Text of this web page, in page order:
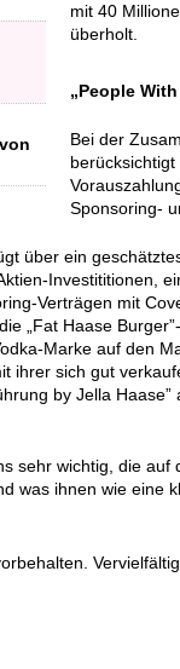
mit 40
überholt.
„People
Bei der
Sponsoring-
über ein
Investititionen,
Verträgen mit
„Fat Haase
Marke auf den
ihrer sich gut
by Jella
sehr wichtig, die auf
was ihnen wie eine